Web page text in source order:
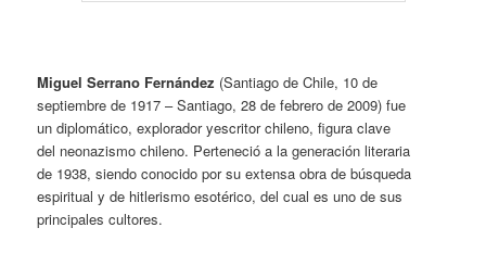
Miguel Serrano Fernández (Santiago de Chile, 10 de
septiembre de 1917 – Santiago, 28 de febrero de 2009) fue
un diplomático, explorador yescritor chileno, figura clave
del neonazismo chileno. Perteneció a la generación literaria
de 1938, siendo conocido por su extensa obra de búsqueda
espiritual y de hitlerismo esotérico, del cual es uno de sus
principales cultores.